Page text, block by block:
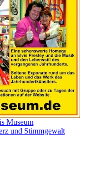
Museum
und Stimmgewalt